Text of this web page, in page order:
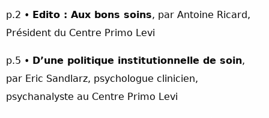
p.2 • Edito : Aux bons soins, par Antoine Ricard,
Président du Centre Primo Levi
p.5 • D’une politique institutionnelle de soin,
par Eric Sandlarz, psychologue clinicien,
psychanalyste au Centre Primo Levi